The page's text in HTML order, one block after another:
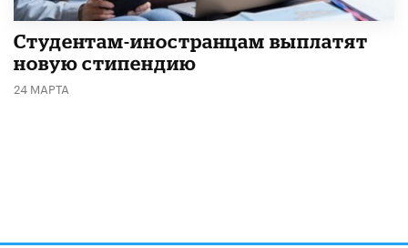
Студентам-иностранцам выплатят
новую стипендию
24 МАРТА